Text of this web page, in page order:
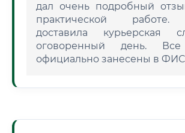
дал очень подробный
практической
доставила курьерская
оговоренный день.
официально занесены в